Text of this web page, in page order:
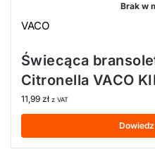
Brak w
VACO
Świecąca
Citronella VACO
11,99 zł z VAT